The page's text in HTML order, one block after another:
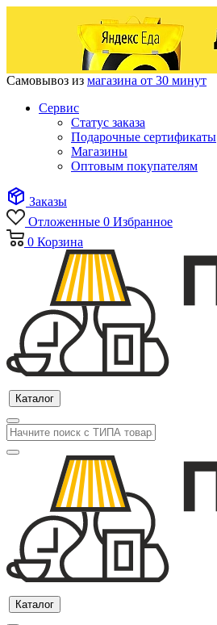
Самовывоз из магазина от 30 минут
Сервис
Статус заказа
Подарочные сертификаты
Магазины
Оптовым покупателям
Заказы
Отложенные 0 Избранное
0 Корзина
Каталог
Каталог